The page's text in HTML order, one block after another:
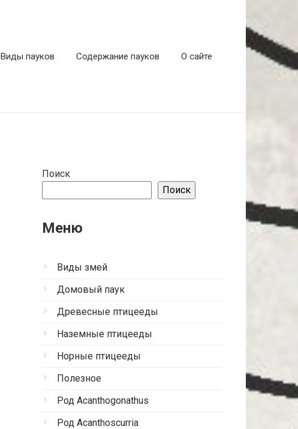
Виды пауков Содержание пауков О сайте
Поиск
Поиск
Меню
Виды змей
Домовый паук
Древесные птицееды
Наземные птицееды
Норные птицееды
Полезное
Род Acanthogonathus
Род Acanthoscurria